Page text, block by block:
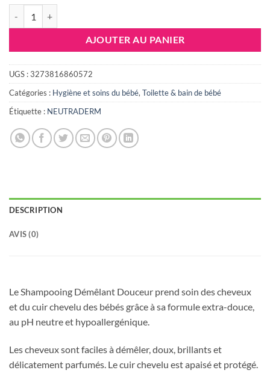
AJOUTER AU PANIER
UGS :3273816860572
Catégories : Hygiène et soins du bébé,Toilette & bain de bébé
Étiquette : NEUTRADERM
DESCRIPTION
AVIS (0)
Le Shampooing Démêlant Douceur prend soin des cheveux
et du cuir chevelu des bébés grâce à sa formule extra-douce,
au pH neutre et hypoallergénique.
Les cheveux sont faciles à démêler, doux, brillants et
délicatement parfumés. Le cuir chevelu est apaisé et protégé.